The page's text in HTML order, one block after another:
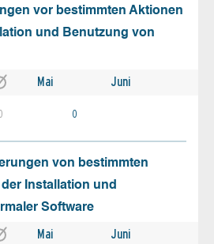
vor bestimmten Aktionen
und Benutzung von
Mai Juni
0
von bestimmten
Installation und
Software
Mai Juni